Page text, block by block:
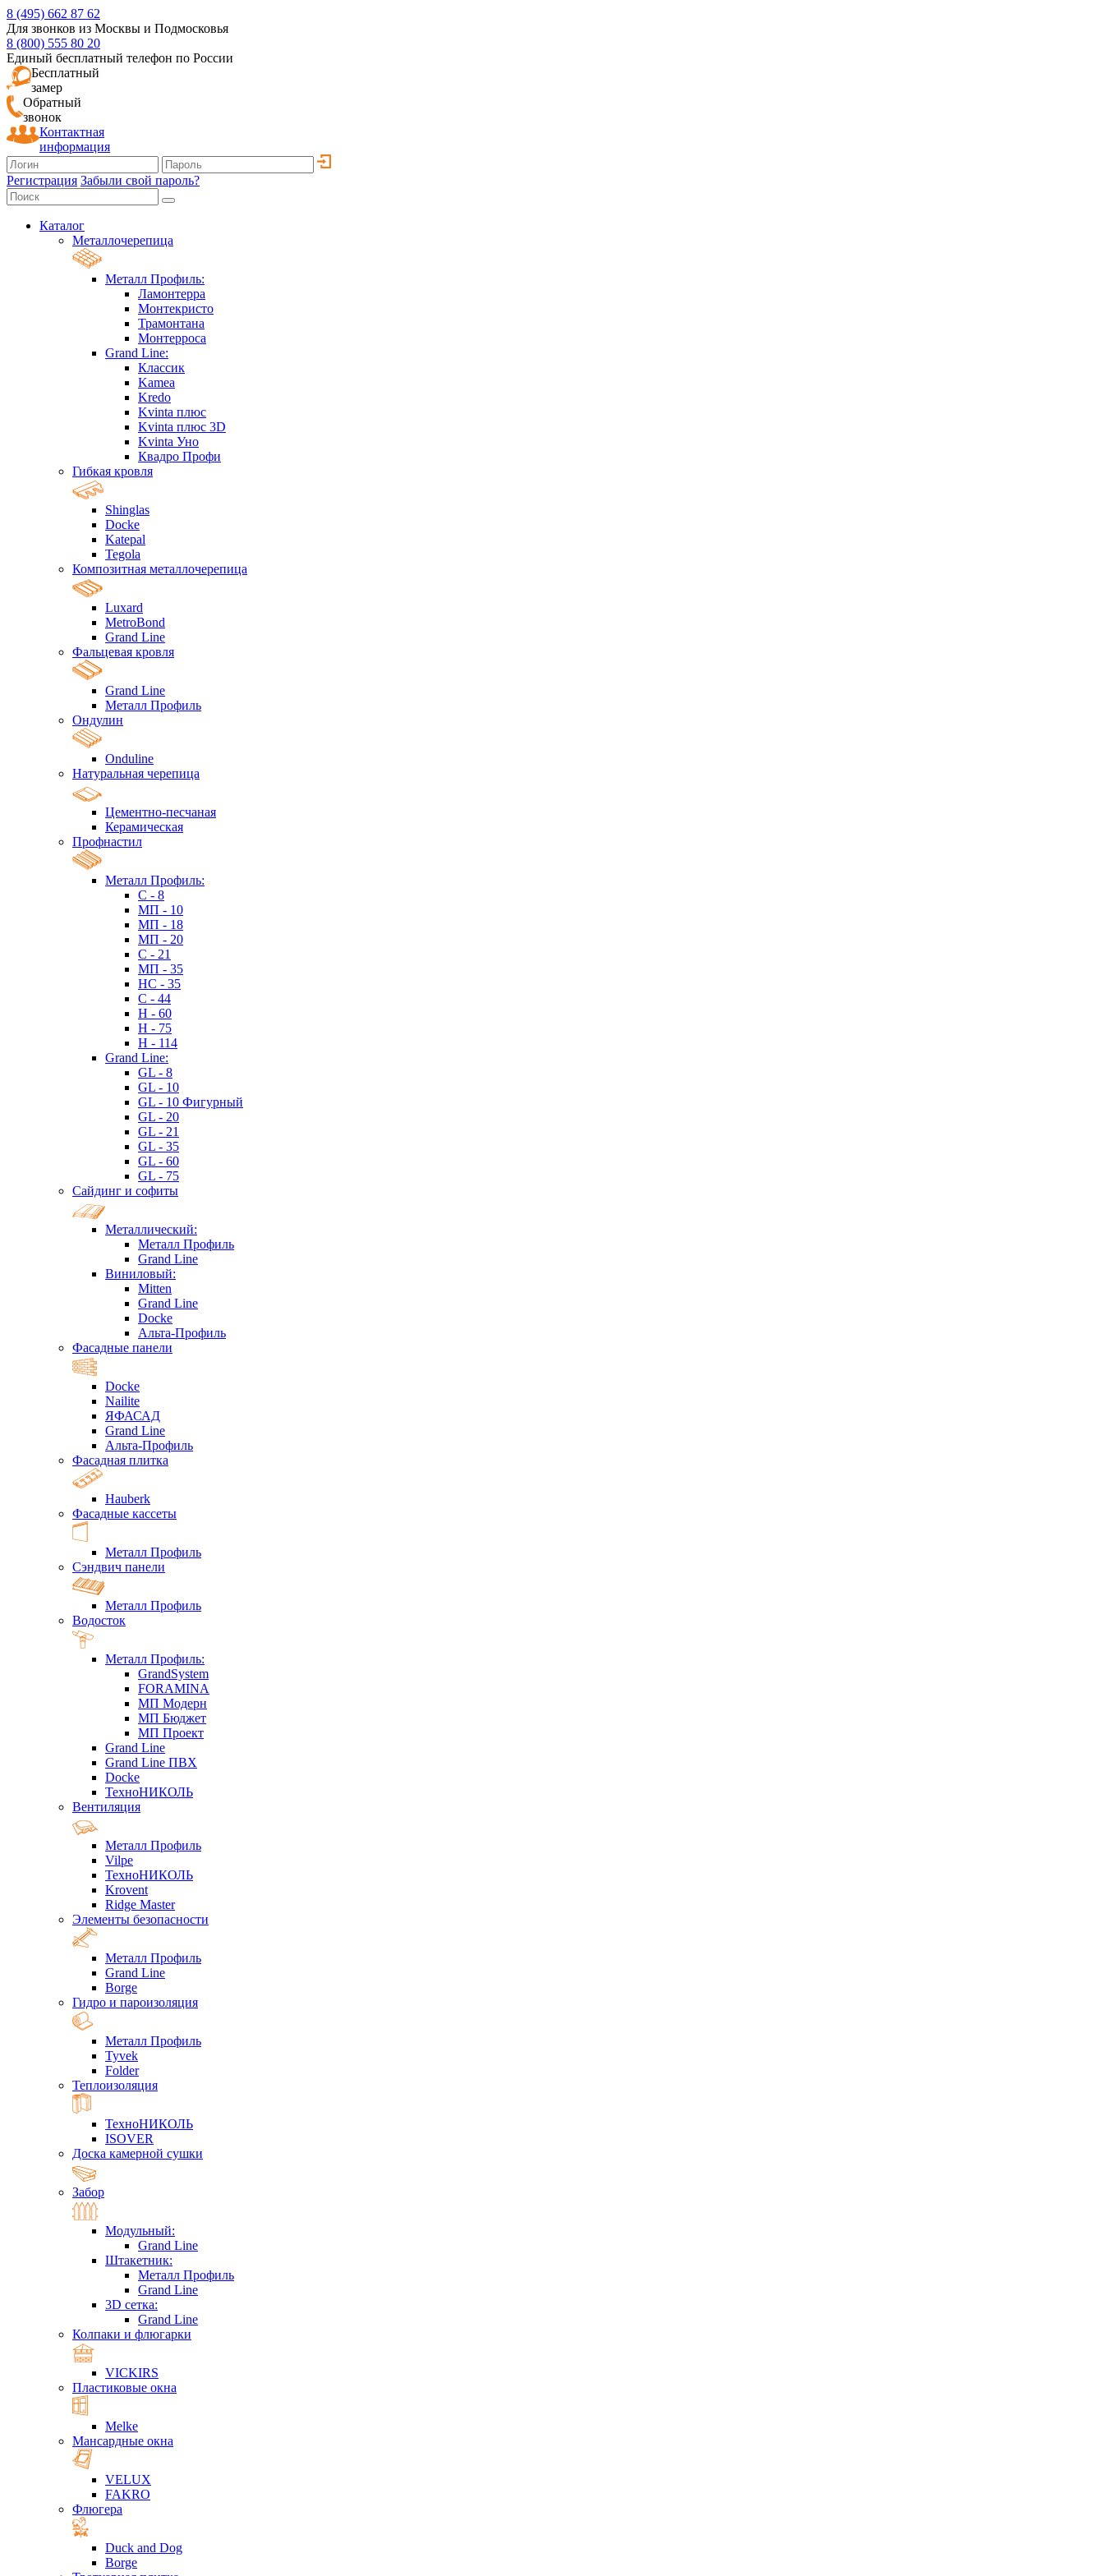
8 (495) 662 87 62
Для звонков из Москвы и Подмосковья
8 (800) 555 80 20
Единый бесплатный телефон по России
Бесплатный
замер
Обратный
звонок
Контактная
информация
Регистрация Забыли свой пароль?
Каталог
Металлочерепица
Металл Профиль:
Ламонтерра
Монтекристо
Трамонтана
Монтерроса
Grand Line:
Классик
Kamea
Kredo
Kvinta плюс
Kvinta плюс 3D
Kvinta Уно
Квадро Профи
Гибкая кровля
Shinglas
Docke
Katepal
Tegola
Композитная металлочерепица
Luxard
MetroBond
Grand Line
Фальцевая кровля
Grand Line
Металл Профиль
Ондулин
Onduline
Натуральная черепица
Цементно-песчаная
Керамическая
Профнастил
Металл Профиль:
C - 8
МП - 10
МП - 18
МП - 20
C - 21
МП - 35
HC - 35
C - 44
H - 60
H - 75
H - 114
Grand Line:
GL - 8
GL - 10
GL - 10 Фигурный
GL - 20
GL - 21
GL - 35
GL - 60
GL - 75
Сайдинг и софиты
Металлический:
Металл Профиль
Grand Line
Виниловый:
Mitten
Grand Line
Docke
Альта-Профиль
Фасадные панели
Docke
Nailite
ЯФАСАД
Grand Line
Альта-Профиль
Фасадная плитка
Hauberk
Фасадные кассеты
Металл Профиль
Сэндвич панели
Металл Профиль
Водосток
Металл Профиль:
GrandSystem
FORAMINA
МП Модерн
МП Бюджет
МП Проект
Grand Line
Grand Line ПВХ
Docke
ТехноНИКОЛЬ
Вентиляция
Металл Профиль
Vilpe
ТехноНИКОЛЬ
Krovent
Ridge Master
Элементы безопасности
Металл Профиль
Grand Line
Borge
Гидро и пароизоляция
Металл Профиль
Tyvek
Folder
Теплоизоляция
ТехноНИКОЛЬ
ISOVER
Доска камерной сушки
Забор
Модульный:
Grand Line
Штакетник:
Металл Профиль
Grand Line
3D сетка:
Grand Line
Колпаки и флюгарки
VICKIRS
Пластиковые окна
Melke
Мансардные окна
VELUX
FAKRO
Флюгера
Duck and Dog
Borge